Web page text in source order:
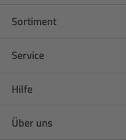
Sortiment
Service
Hilfe
Über uns